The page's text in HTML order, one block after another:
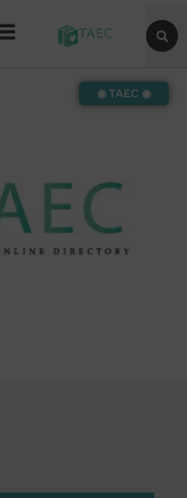
◉ TAEC ◉